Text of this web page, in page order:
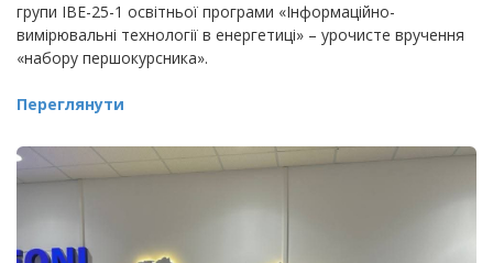
групи ІВЕ-25-1 освітньої програми «Інформаційно-
вимірювальні технології в енергетиці» – урочисте вручення
«набору першокурсника».
Переглянути